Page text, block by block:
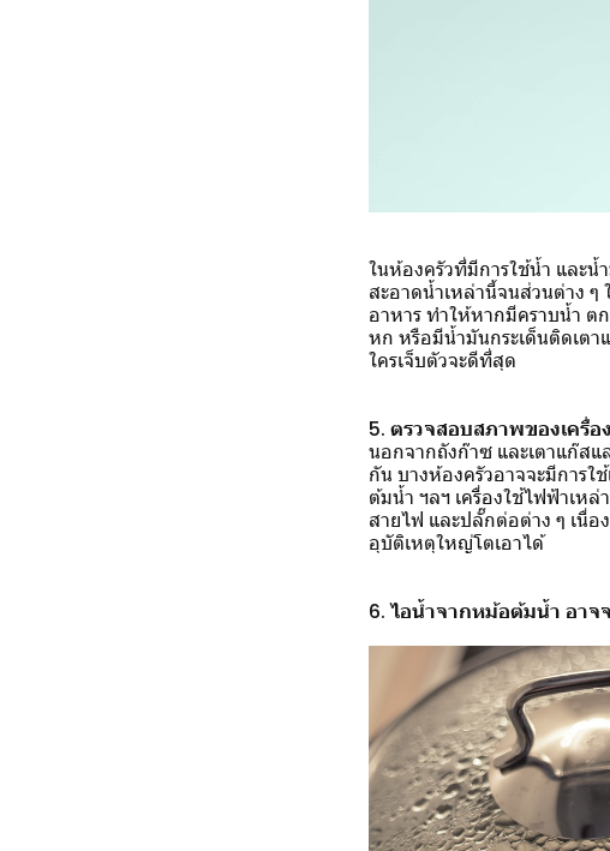
ในห้องครัวที่มีการใช้น้ำ และน้
สะอาดน้ำเหล่านี้จนส่วนต่าง ๆ
อาหาร ทำให้หากมีคราบน้ำ ต
หก หรือมีน้ำมันกระเด็นติดเตา
ใครเจ็บตัวจะดีที่สุด
5. ตรวจสอบสภาพของเครื่
นอกจากถังก๊าซ และเตาแก๊ส
กัน บางห้องครัวอาจจะมีการใ
ต้มน้ำ ฯลฯ เครื่องใช้ไฟฟ้าเห
สายไฟ และปลั๊กต่อต่าง ๆ เนื่
อุบัติเหตุใหญ่โตเอาได้
6. ไอน้ำจากหม้อต้มน้ำ อาจ